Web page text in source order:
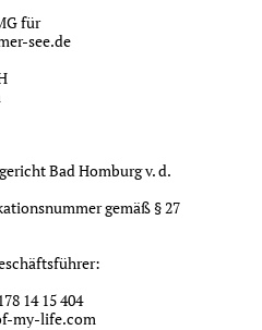
für
see.de
Bad Homburg v. d.
gemäß § 27
14 15 404
my-life.com